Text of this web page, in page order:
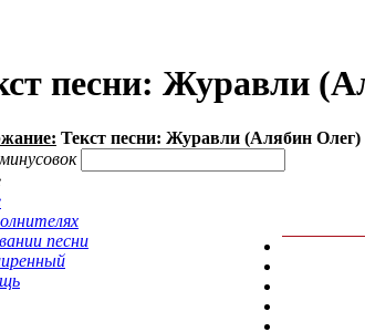
песни: Журавли
Текст песни: Журавли (Алябин Олег)
песни